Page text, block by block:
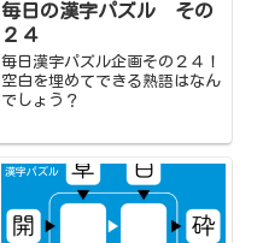
毎日の漢字パズル その
２４
毎日漢字パズル企画その２４！
空白を埋めてできる熟語はなん
でしょう？
漢字パズル